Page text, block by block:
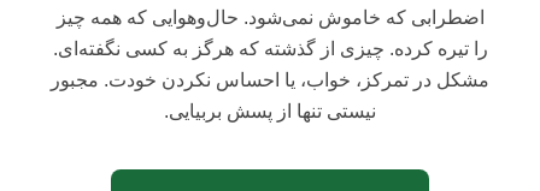
اضطرابی که خاموش نمی‌شود. حال‌وهوایی که همه چیز
را تیره کرده. چیزی از گذشته که هرگز به کسی نگفته‌ای.
مشکل در تمرکز، خواب، یا احساس نکردن خودت. مجبور
نیستی تنها از پسش بربیایی.